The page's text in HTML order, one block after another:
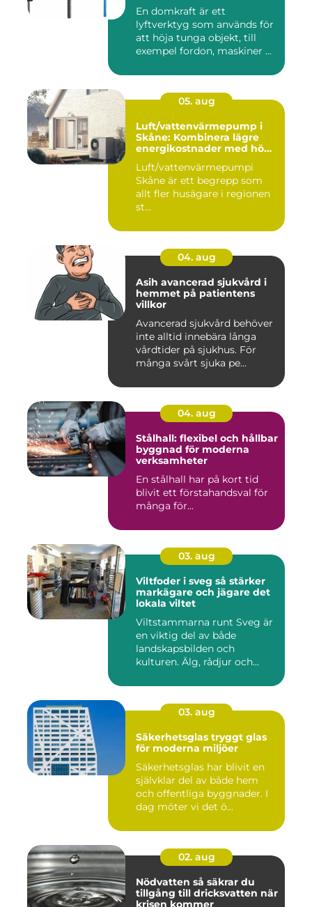
En domkraft är ett
lyftverktyg som används för
att höja tunga objekt, till
exempel fordon, maskiner ...
05. aug
Luft/vattenvärmepump i
Skåne: Kombinera lägre
energikostnader med hög
komfort
Luft/vattenvärmepumpi
Skåne är ett begrepp som
allt fler husägare i regionen
st...
04. aug
Asih avancerad sjukvård i
hemmet på patientens
villkor
Avancerad sjukvård behöver
inte alltid innebära långa
vårdtider på sjukhus. För
många svårt sjuka pe...
04. aug
Stålhall: flexibel och hållbar
byggnad för moderna
verksamheter
En stålhall har på kort tid
blivit ett förstahandsval för
många för...
03. aug
Viltfoder i sveg så stärker
markägare och jägare det
lokala viltet
Viltstammarna runt Sveg är
en viktig del av både
landskapsbilden och
kulturen. Älg, rådjur och
03. aug
Säkerhetsglas tryggt glas
för moderna miljöer
Säkerhetsglas har blivit en
självklar del av både hem
och offentliga byggnader. I
dag möter vi det ö...
02. aug
Nödvatten så säkrar du
tillgång till dricksvatten när
krisen kommer